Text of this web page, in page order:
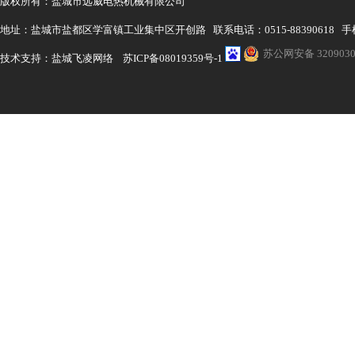
地址：盐城市盐都区学富镇工业集中区开创路 联系电话：0515-88390618 手
技术支持： 盐城飞凌网络 苏ICP备08019359号-1 苏公网安备